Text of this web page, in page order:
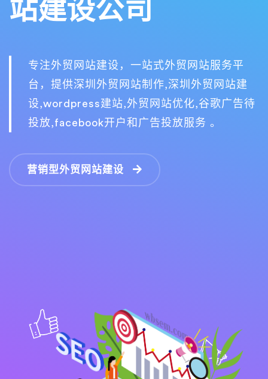
站建设公司
专注外贸网站建设，一站式外贸网站服务平
台，提供深圳外贸网站制作,深圳外贸网站建
设,wordpress建站,外贸网站优化,谷歌广告待
投放,facebook开户和广告投放服务 。
营销型外贸网站建设